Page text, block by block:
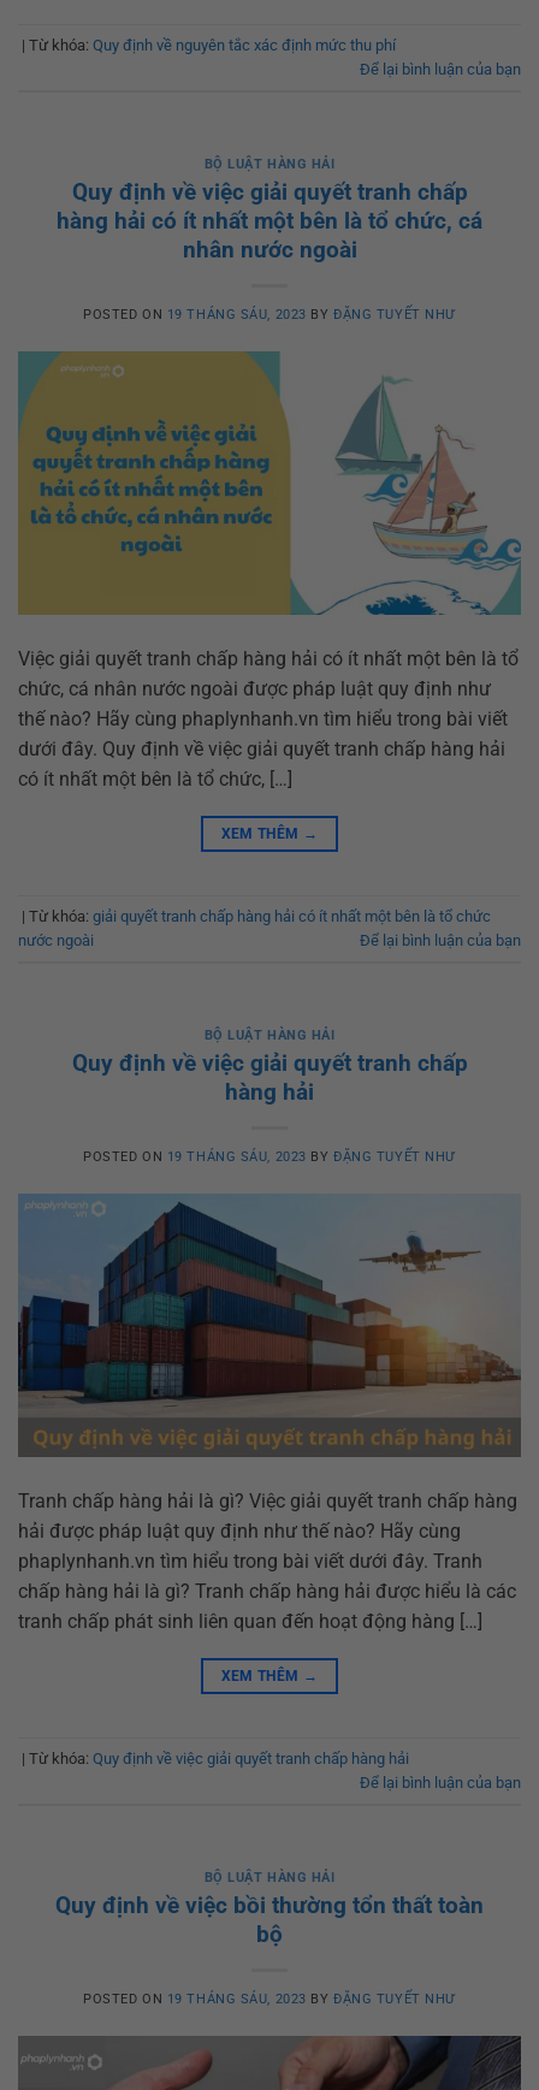
| Từ khóa: Quy định về nguyên tắc xác định mức thu phí
Để lại bình luận của bạn
BỘ LUẬT HÀNG HẢI
Quy định về việc giải quyết tranh chấp
hàng hải có ít nhất một bên là tổ chức, cá
nhân nước ngoài
POSTED ON 19 THÁNG SÁU, 2023 BYĐẶNG TUYẾT NHƯ
Việc giải quyết tranh chấp hàng hải có ít nhất một bên là tổ
chức, cá nhân nước ngoài được pháp luật quy định như
thế nào? Hãy cùng phaplynhanh.vn tìm hiểu trong bài viết
dưới đây. Quy định về việc giải quyết tranh chấp hàng hải
có ít nhất một bên là tổ chức, […]
XEM THÊM →
| Từ khóa: giải quyết tranh chấp hàng hải có ít nhất một bên là tổ chức
nước ngoài
Để lại bình luận của bạn
BỘ LUẬT HÀNG HẢI
Quy định về việc giải quyết tranh chấp
hàng hải
POSTED ON 19 THÁNG SÁU, 2023 BYĐẶNG TUYẾT NHƯ
Tranh chấp hàng hải là gì? Việc giải quyết tranh chấp hàng
hải được pháp luật quy định như thế nào? Hãy cùng
phaplynhanh.vn tìm hiểu trong bài viết dưới đây. Tranh
chấp hàng hải là gì? Tranh chấp hàng hải được hiểu là các
tranh chấp phát sinh liên quan đến hoạt động hàng […]
XEM THÊM →
| Từ khóa: Quy định về việc giải quyết tranh chấp hàng hải
Để lại bình luận của bạn
BỘ LUẬT HÀNG HẢI
Quy định về việc bồi thường tổn thất toàn
bộ
POSTED ON 19 THÁNG SÁU, 2023 BYĐẶNG TUYẾT NHƯ